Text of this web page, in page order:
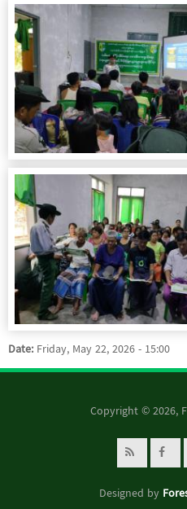
Date: Friday, May 22, 2026 - 15:00
Copyright © 2026,
Designed by